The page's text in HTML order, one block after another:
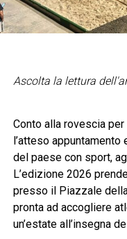
Ascolta la lettura
Conto alla rovescia per
l’atteso
del paese con sport,
L’edizione 2026
presso il Piazzale
pronta ad accogliere
un’estate all’insegna